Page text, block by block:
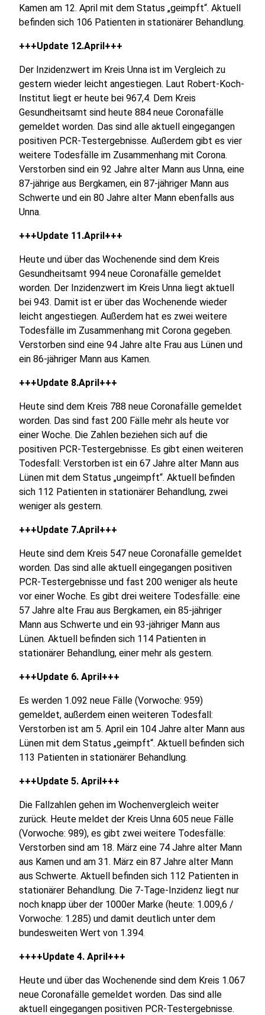
Kamen am 12. April mit dem Status „geimpft“. Aktuell
befinden sich 106 Patienten in stationärer Behandlung.
+++Update 12.April+++
Der Inzidenzwert im Kreis Unna ist im Vergleich zu
gestern wieder leicht angestiegen. Laut Robert-Koch-
Institut liegt er heute bei 967,4. Dem Kreis
Gesundheitsamt sind heute 884 neue Coronafälle
gemeldet worden. Das sind alle aktuell eingegangen
positiven PCR-Testergebnisse. Außerdem gibt es vier
weitere Todesfälle im Zusammenhang mit Corona.
Verstorben sind ein 92 Jahre alter Mann aus Unna, eine
87-jährige aus Bergkamen, ein 87-jähriger Mann aus
Schwerte und ein 80 Jahre alter Mann ebenfalls aus
Unna.
+++Update 11.April+++
Heute und über das Wochenende sind dem Kreis
Gesundheitsamt 994 neue Coronafälle gemeldet
worden. Der Inzidenzwert im Kreis Unna liegt aktuell
bei 943. Damit ist er über das Wochenende wieder
leicht angestiegen. Außerdem hat es zwei weitere
Todesfälle im Zusammenhang mit Corona gegeben.
Verstorben sind eine 94 Jahre alte Frau aus Lünen und
ein 86-jähriger Mann aus Kamen.
+++Update 8.April+++
Heute sind dem Kreis 788 neue Coronafälle gemeldet
worden. Das sind fast 200 Fälle mehr als heute vor
einer Woche. Die Zahlen beziehen sich auf die
positiven PCR-Testergebnisse. Es gibt einen weiteren
Todesfall: Verstorben ist ein 67 Jahre alter Mann aus
Lünen mit dem Status „ungeimpft“. Aktuell befinden
sich 112 Patienten in stationärer Behandlung, zwei
weniger als gestern.
+++Update 7.April+++
Heute sind dem Kreis 547 neue Coronafälle gemeldet
worden. Das sind alle aktuell eingegangen positiven
PCR-Testergebnisse und fast 200 weniger als heute
vor einer Woche. Es gibt drei weitere Todesfälle: eine
57 Jahre alte Frau aus Bergkamen, ein 85-jähriger
Mann aus Schwerte und ein 93-jähriger Mann aus
Lünen. Aktuell befinden sich 114 Patienten in
stationärer Behandlung, einer mehr als gestern.
+++Update 6. April+++
Es werden 1.092 neue Fälle (Vorwoche: 959)
gemeldet, außerdem einen weiteren Todesfall:
Verstorben ist am 5. April ein 104 Jahre alter Mann aus
Lünen mit dem Status „geimpft“. Aktuell befinden sich
113 Patienten in stationärer Behandlung.
+++Update 5. April+++
Die Fallzahlen gehen im Wochenvergleich weiter
zurück. Heute meldet der Kreis Unna 605 neue Fälle
(Vorwoche: 989), es gibt zwei weitere Todesfälle:
Verstorben sind am 18. März eine 74 Jahre alter Mann
aus Kamen und am 31. März ein 87 Jahre alter Mann
aus Schwerte. Aktuell befinden sich 112 Patienten in
stationärer Behandlung. Die 7-Tage-Inzidenz liegt nur
noch knapp über der 1000er Marke (heute: 1.009,6 /
Vorwoche: 1.285) und damit deutlich unter dem
bundesweiten Wert von 1.394.
++++Update 4. April+++
Heute und über das Wochenende sind dem Kreis 1.067
neue Coronafälle gemeldet worden. Das sind alle
aktuell eingegangen positiven PCR-Testergebnisse.